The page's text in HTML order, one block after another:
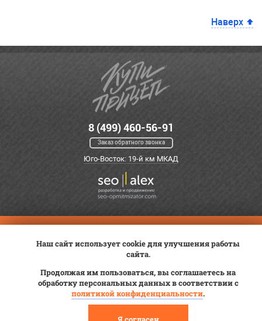
Наверх
8 (499) 460-56-91
Заказ обратного звонка
Юго-Восток: 19-й км МКАД
Доставка
Сервис
Контакты
© 2012—2026 «Купи прицеп»™ (ООО «Авангард», ИНН 9723035587)
Наш сайт использует cookie для улучшения работы
сайта.
Продолжая им пользоваться, вы соглашаетесь на
обработку персональных данных в соответствии с
политикой конфиденциальности.